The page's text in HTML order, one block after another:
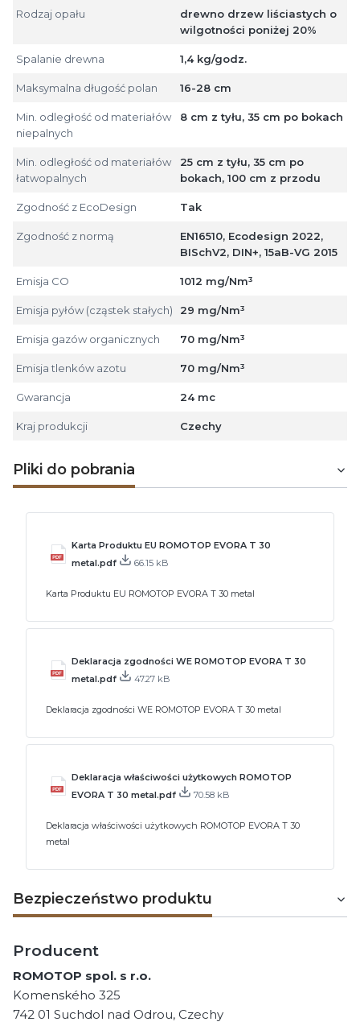
Rodzaj opału
drewno drzew liściastych o
wilgotności poniżej 20%
Spalanie drewna 1,4 kg/godz.
Maksymalna długość polan 16-28 cm
Min. odległość od materiałów
niepalnych
8 cm z tyłu, 35 cm po bokach
Min. odległość od materiałów
łatwopalnych
25 cm z tyłu, 35 cm po
bokach, 100 cm z przodu
Zgodność z EcoDesign Tak
Zgodność z normą
EN16510, Ecodesign 2022,
BISchV2, DIN+, 15aB-VG 2015
Emisja CO 1012 mg/Nm³
Emisja pyłów (cząstek stałych) 29 mg/Nm³
Emisja gazów organicznych 70 mg/Nm³
Emisja tlenków azotu 70 mg/Nm³
Gwarancja 24 mc
Kraj produkcji Czechy
Pliki do pobrania
Karta Produktu EU ROMOTOP EVORA T 30
metal.pdf
66.15 kB
Karta Produktu EU ROMOTOP EVORA T 30 metal
Deklaracja zgodności WE ROMOTOP EVORA T 30
metal.pdf
47.27 kB
Deklaracja zgodności WE ROMOTOP EVORA T 30 metal
Deklaracja właściwości użytkowych ROMOTOP
EVORA T 30 metal.pdf
70.58 kB
Deklaracja właściwości użytkowych ROMOTOP EVORA T 30
metal
Bezpieczeństwo produktu
Producent
ROMOTOP spol. s r.o.
Komenského 325
742 01 Suchdol nad Odrou, Czechy